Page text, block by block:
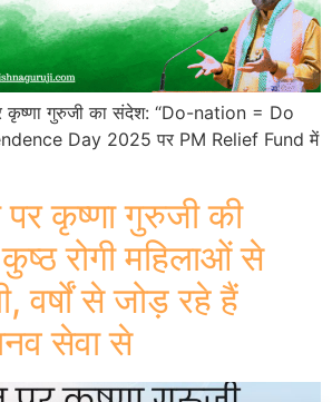
कृष्णा गुरुजी का संदेश: “Do-nation = Do
Day 2025 पर PM Relief Fund में
पर कृष्णा गुरुजी की
रोगी महिलाओं से
वर्षों से जोड़ रहे हैं
सेवा से